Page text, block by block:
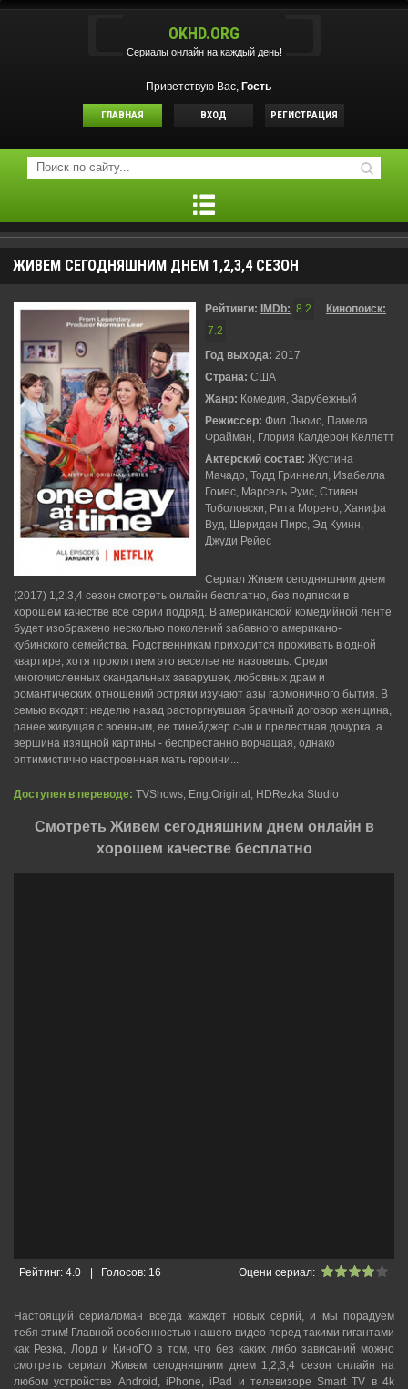
OKHD.ORG
Сериалы онлайн на каждый день!
Приветствую Вас, Гость
ГЛАВНАЯ ВХОД РЕГИСТРАЦИЯ
ЖИВЕМ СЕГОДНЯШНИМ ДНЕМ 1,2,3,4 СЕЗОН
Рейтинги: IMDb: 8.2
Кинопоиск:
7.2
Год выхода: 2017
Страна: США
Жанр: Комедия, Зарубежный
Режиссер: Фил Льюис, Памела
Фрайман, Глория Калдерон Келлетт
Актерский состав: Жустина
Мачадо, Тодд Гриннелл, Изабелла
Гомес, Марсель Руис, Стивен
Тоболовски, Рита Морено, Ханифа
Вуд, Шеридан Пирс, Эд Куинн,
Джуди Рейес
Сериал Живем сегодняшним днем
(2017) 1,2,3,4 сезон смотреть онлайн бесплатно, без подписки в
хорошем качестве все серии подряд. В американской комедийной ленте
будет изображено несколько поколений забавного американо-
кубинского семейства. Родственникам приходится проживать в одной
квартире, хотя проклятием это веселье не назовешь. Среди
многочисленных скандальных заварушек, любовных драм и
романтических отношений остряки изучают азы гармоничного бытия. В
семью входят: неделю назад расторгнувшая брачный договор женщина,
ранее живущая с военным, ее тинейджер сын и прелестная дочурка, а
вершина изящной картины - беспрестанно ворчащая, однако
оптимистично настроенная мать героини...
Доступен в переводе: TVShows, Eng.Original, HDRezka Studio
Смотреть Живем сегодняшним днем онлайн в
хорошем качестве бесплатно
Оцени сериал:
Рейтинг: 4.0 Голосов: 16
Настоящий сериаломан всегда жаждет новых серий, и мы порадуем
тебя этим! Главной особенностью нашего видео перед такими гигантами
как Резка, Лорд и КиноГО в том, что без каких либо зависаний можно
смотреть cериал Живем сегодняшним днем 1,2,3,4 сезон онлайн на
любом устройстве Android, iPhone, iPad и телевизоре Smart TV в 4k